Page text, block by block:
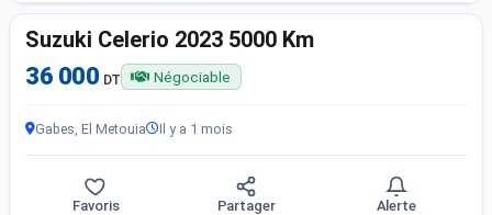
Suzuki Celerio 2023 5000 Km
36 000 DT Négociable
Gabes, El Metouia Il y a 1 mois
Favoris Partager Alerte